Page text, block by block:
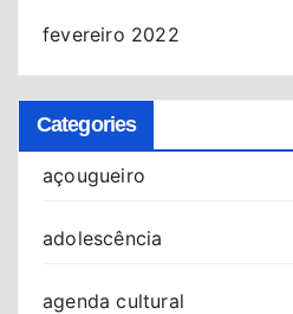
fevereiro 2022
Categories
açougueiro
adolescência
agenda cultural